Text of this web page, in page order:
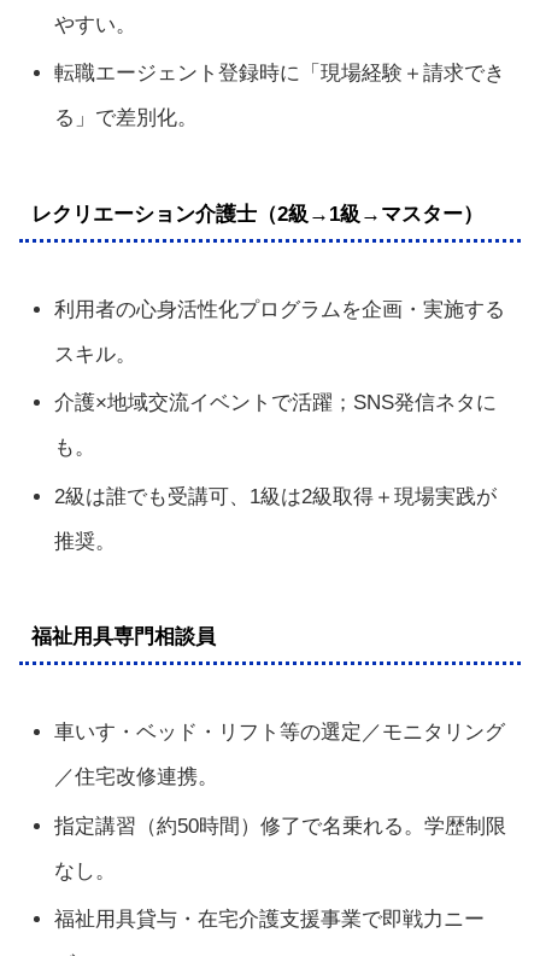
やすい。
転職エージェント登録時に「現場経験＋請求でき
る」で差別化。
レクリエーション介護士（2級→1級→マスター）
利用者の心身活性化プログラムを企画・実施する
スキル。
介護×地域交流イベントで活躍；SNS発信ネタに
も。
2級は誰でも受講可、1級は2級取得＋現場実践が
推奨。
福祉用具専門相談員
車いす・ベッド・リフト等の選定／モニタリング
／住宅改修連携。
指定講習（約50時間）修了で名乗れる。学歴制限
なし。
福祉用具貸与・在宅介護支援事業で即戦力ニー